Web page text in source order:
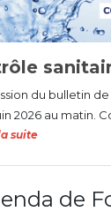
du bulletin
2026 au matin.
suite
de